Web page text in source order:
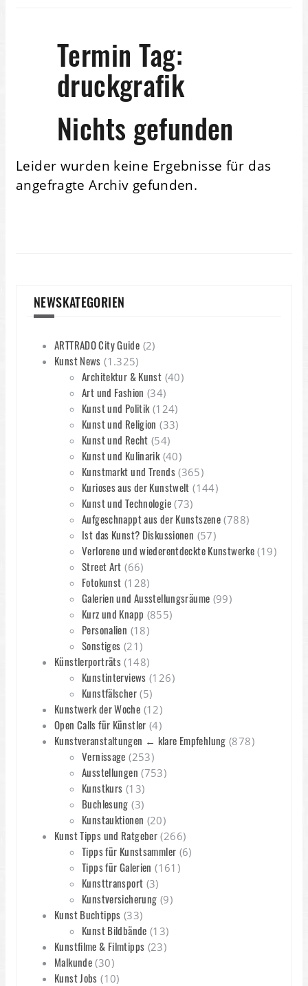
Termin Tag:
druckgrafik
Nichts gefunden
Leider wurden keine Ergebnisse für das
angefragte Archiv gefunden.
NEWSKATEGORIEN
ARTTRADO City Guide (2)
Kunst News (1.325)
Architektur & Kunst (40)
Art und Fashion (34)
Kunst und Politik(124)
Kunst und Religion (33)
Kunst und Recht (54)
Kunst und Kulinarik(40)
Kunstmarkt und Trends(365)
Kurioses aus der Kunstwelt (144)
Kunst und Technologie(73)
Aufgeschnappt aus der Kunstszene (788)
Ist das Kunst? Diskussionen (57)
Verlorene und wiederentdeckte Kunstwerke (19)
Street Art (66)
Fotokunst (128)
Galerien und Ausstellungsräume (99)
Kurz und Knapp (855)
Personalien (18)
Sonstiges (21)
Künstlerporträts (148)
Kunstinterviews (126)
Kunstfälscher(5)
Kunstwerk der Woche (12)
Open Calls für Künstler (4)
Kunstveranstaltungen ← klare Empfehlung (878)
Vernissage (253)
Ausstellungen (753)
Kunstkurs (13)
Buchlesung (3)
Kunstauktionen (20)
Kunst Tipps und Ratgeber (266)
Tipps für Kunstsammler (6)
Tipps für Galerien (161)
Kunsttransport (3)
Kunstversicherung (9)
Kunst Buchtipps (33)
Kunst Bildbände (13)
Kunstfilme & Filmtipps (23)
Malkunde (30)
Kunst Jobs (10)